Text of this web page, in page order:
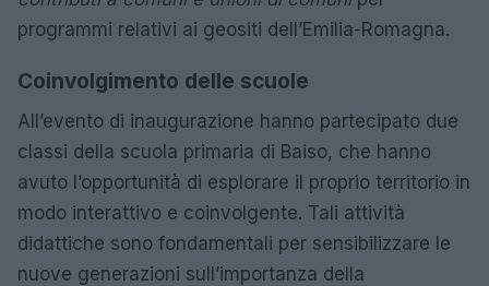
programmi relativi ai geositi dell’Emilia-Romagna.
Coinvolgimento delle scuole
All’evento di inaugurazione hanno partecipato due
classi della scuola primaria di Baiso, che hanno
avuto l’opportunità di esplorare il proprio territorio in
modo interattivo e coinvolgente. Tali attività
didattiche sono fondamentali per sensibilizzare le
nuove generazioni sull’importanza della